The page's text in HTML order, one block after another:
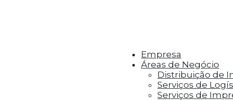
aos visitantes anúncios personalizados com
Empresa
Áreas de Negócio
Distribuição de
Serviços de
Serviços de